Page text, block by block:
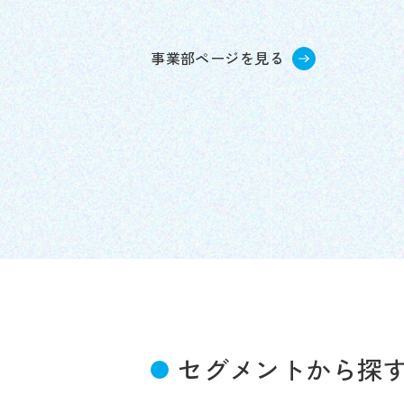
事業部ページを見る
セグメントから探